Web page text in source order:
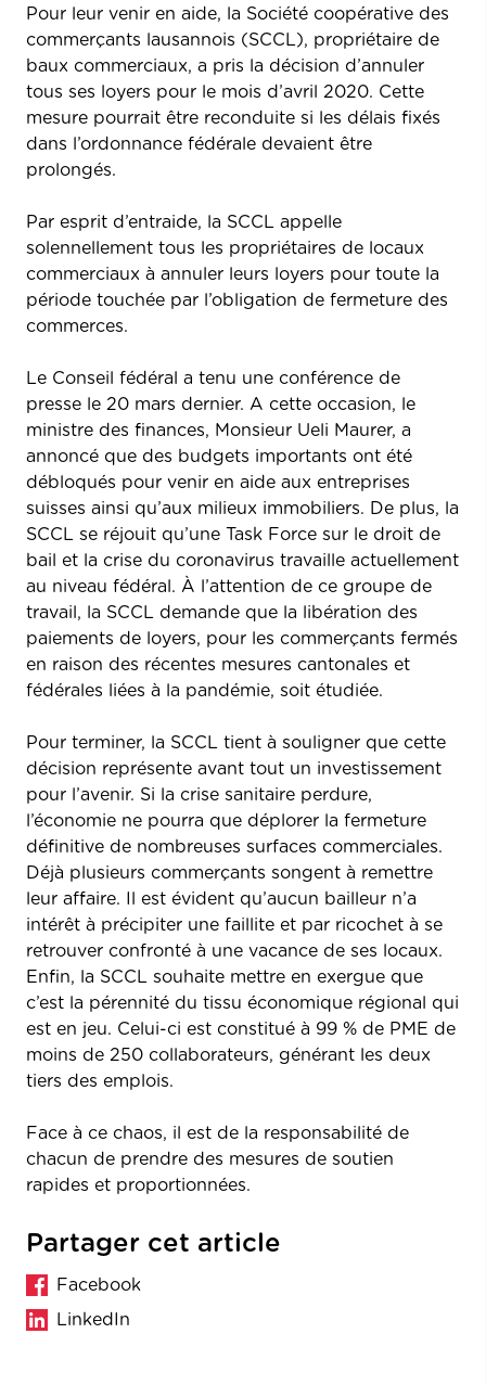
Pour leur venir en aide, la Société coopérative des
commerçants lausannois (SCCL), propriétaire de
baux commerciaux, a pris la décision d’annuler
tous ses loyers pour le mois d’avril 2020. Cette
mesure pourrait être reconduite si les délais fixés
dans l’ordonnance fédérale devaient être
prolongés.
Par esprit d’entraide, la SCCL appelle
solennellement tous les propriétaires de locaux
commerciaux à annuler leurs loyers pour toute la
période touchée par l’obligation de fermeture des
commerces.
Le Conseil fédéral a tenu une conférence de
presse le 20 mars dernier. A cette occasion, le
ministre des finances, Monsieur Ueli Maurer, a
annoncé que des budgets importants ont été
débloqués pour venir en aide aux entreprises
suisses ainsi qu’aux milieux immobiliers. De plus, la
SCCL se réjouit qu’une Task Force sur le droit de
bail et la crise du coronavirus travaille actuellement
au niveau fédéral. À l’attention de ce groupe de
travail, la SCCL demande que la libération des
paiements de loyers, pour les commerçants fermés
en raison des récentes mesures cantonales et
fédérales liées à la pandémie, soit étudiée.
Pour terminer, la SCCL tient à souligner que cette
décision représente avant tout un investissement
pour l’avenir. Si la crise sanitaire perdure,
l’économie ne pourra que déplorer la fermeture
définitive de nombreuses surfaces commerciales.
Déjà plusieurs commerçants songent à remettre
leur affaire. Il est évident qu’aucun bailleur n’a
intérêt à précipiter une faillite et par ricochet à se
retrouver confronté à une vacance de ses locaux.
Enfin, la SCCL souhaite mettre en exergue que
c’est la pérennité du tissu économique régional qui
est en jeu. Celui-ci est constitué à 99 % de PME de
moins de 250 collaborateurs, générant les deux
tiers des emplois.
Face à ce chaos, il est de la responsabilité de
chacun de prendre des mesures de soutien
rapides et proportionnées.
Partager cet article
Facebook
LinkedIn